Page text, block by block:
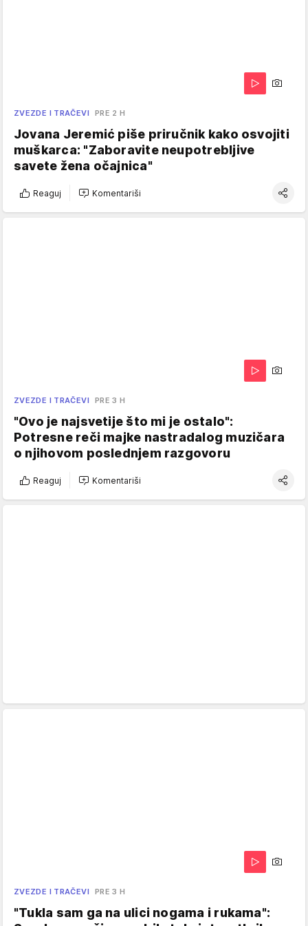
ZVEZDE I TRAČEVI PRE 2 H
Jovana Jeremić piše priručnik kako osvojiti
muškarca: "Zaboravite neupotrebljive
savete žena očajnica"
Reaguj Komentariši
ZVEZDE I TRAČEVI PRE 3 H
"Ovo je najsvetije što mi je ostalo":
Potresne reči majke nastradalog muzičara
o njihovom poslednjem razgovoru
Reaguj Komentariši
ZVEZDE I TRAČEVI PRE 3 H
"Tukla sam ga na ulici nogama i rukama":